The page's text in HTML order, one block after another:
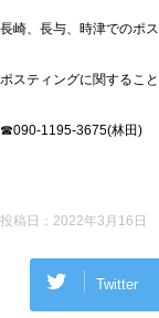
長崎、長与、時津でのポ
ポスティングに関するこ
☎090-1195-3675(林田)
投稿日： 2022年3月16日
Twitter